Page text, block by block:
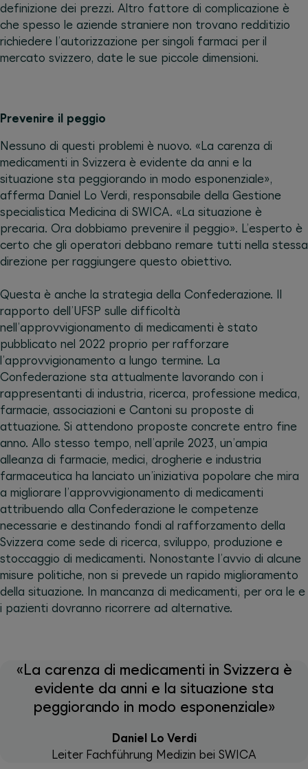
definizione dei prezzi. Altro fattore di complicazione è
che spesso le aziende straniere non trovano redditizio
richiedere l’autorizzazione per singoli farmaci per il
mercato svizzero, date le sue piccole dimensioni.
Prevenire il peggio
Nessuno di questi problemi è nuovo. «La carenza di
medicamenti in Svizzera è evidente da anni e la
situazione sta peggiorando in modo esponenziale»,
afferma Daniel Lo Verdi, responsabile della Gestione
specialistica Medicina di SWICA. «La situazione è
precaria. Ora dobbiamo prevenire il peggio». L’esperto è
certo che gli operatori debbano remare tutti nella stessa
direzione per raggiungere questo obiettivo.
Questa è anche la strategia della Confederazione. Il
rapporto dell’UFSP sulle difficoltà
nell’approvvigionamento di medicamenti è stato
pubblicato nel 2022 proprio per rafforzare
l’approvvigionamento a lungo termine. La
Confederazione sta attualmente lavorando con i
rappresentanti di industria, ricerca, professione medica,
farmacie, associazioni e Cantoni su proposte di
attuazione. Si attendono proposte concrete entro fine
anno. Allo stesso tempo, nell’aprile 2023, un’ampia
alleanza di farmacie, medici, drogherie e industria
farmaceutica ha lanciato un’iniziativa popolare che mira
a migliorare l’approvvigionamento di medicamenti
attribuendo alla Confederazione le competenze
necessarie e destinando fondi al rafforzamento della
Svizzera come sede di ricerca, sviluppo, produzione e
stoccaggio di medicamenti. Nonostante l’avvio di alcune
misure politiche, non si prevede un rapido miglioramento
della situazione. In mancanza di medicamenti, per ora le e
i pazienti dovranno ricorrere ad alternative.
«La carenza di medicamenti in Svizzera è
evidente da anni e la situazione sta
peggiorando in modo esponenziale»
Daniel Lo Verdi
Leiter Fachführung Medizin bei SWICA